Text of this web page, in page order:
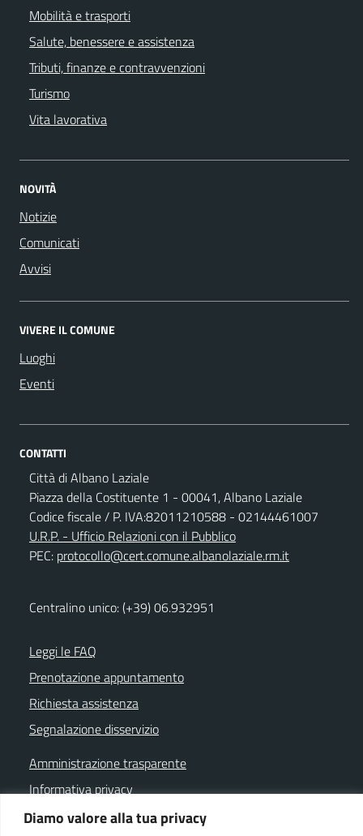
Diamo valore alla tua privacy
Mobilità e trasporti
Salute, benessere e assistenza
Tributi, finanze e contravvenzioni
Turismo
Vita lavorativa
NOVITÀ
Notizie
Comunicati
Avvisi
VIVERE IL COMUNE
Luoghi
Eventi
CONTATTI
Città di Albano Laziale
Piazza della Costituente 1 - 00041, Albano Laziale
Codice fiscale / P. IVA:82011210588 - 02144461007
U.R.P. - Ufficio Relazioni con il Pubblico
PEC: protocollo@cert.comune.albanolaziale.rm.it
Centralino unico: (+39) 06.932951
Leggi le FAQ
Prenotazione appuntamento
Richiesta assistenza
Segnalazione disservizio
Amministrazione trasparente
Informativa privacy
Note legali